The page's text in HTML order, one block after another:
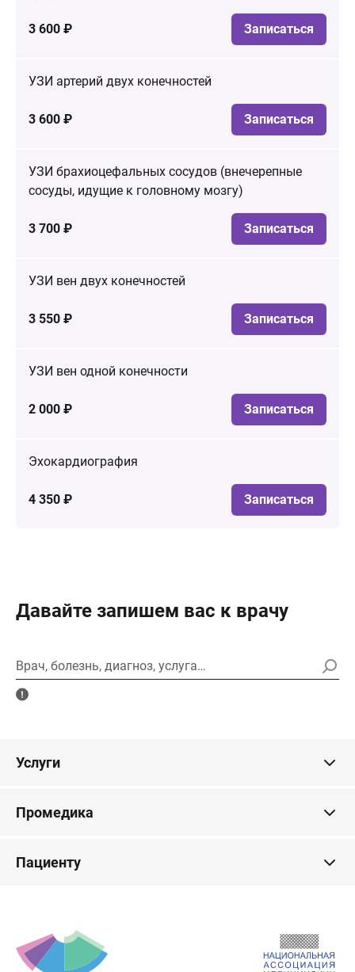
3 600 ₽ Записаться
УЗИ артерий двух конечностей
3 600 ₽ Записаться
УЗИ брахиоцефальных сосудов (внечерепные
сосуды, идущие к головному мозгу)
3 700 ₽ Записаться
УЗИ вен двух конечностей
3 550 ₽ Записаться
УЗИ вен одной конечности
2 000 ₽ Записаться
Эхокардиография
4 350 ₽ Записаться
Давайте запишем вас к врачу
Врач, болезнь, диагноз, услуга…
Услуги
Промедика
Пациенту